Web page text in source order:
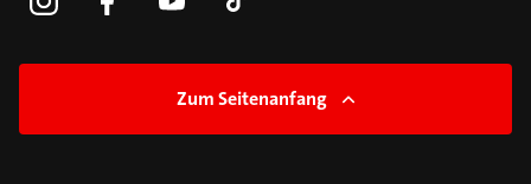
Zum Seitenanfang